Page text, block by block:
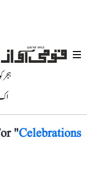
"Celebrations